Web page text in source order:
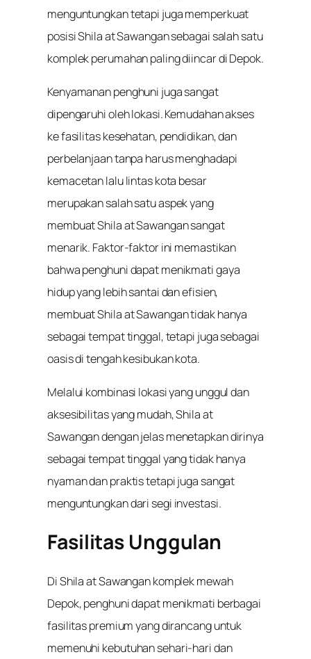
menguntungkan tetapi juga memperkuat
posisi Shila at Sawangan sebagai salah satu
komplek perumahan paling diincar di Depok.
Kenyamanan penghuni juga sangat
dipengaruhi oleh lokasi. Kemudahan akses
ke fasilitas kesehatan, pendidikan, dan
perbelanjaan tanpa harus menghadapi
kemacetan lalu lintas kota besar
merupakan salah satu aspek yang
membuat Shila at Sawangan sangat
menarik. Faktor-faktor ini memastikan
bahwa penghuni dapat menikmati gaya
hidup yang lebih santai dan efisien,
membuat Shila at Sawangan tidak hanya
sebagai tempat tinggal, tetapi juga sebagai
oasis di tengah kesibukan kota.
Melalui kombinasi lokasi yang unggul dan
aksesibilitas yang mudah, Shila at
Sawangan dengan jelas menetapkan dirinya
sebagai tempat tinggal yang tidak hanya
nyaman dan praktis tetapi juga sangat
menguntungkan dari segi investasi.
Fasilitas Unggulan
Di Shila at Sawangan komplek mewah
Depok, penghuni dapat menikmati berbagai
fasilitas premium yang dirancang untuk
memenuhi kebutuhan sehari-hari dan